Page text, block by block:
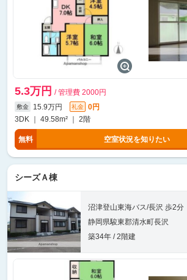
5.3万円 / 管理費 2000円
敷金 15.9万円 礼金
0円
3DK ｜ 49.58m² ｜ 2階
無料 空室状況を知りたい
シーズＡ棟
沼津登山東海バス/長沢 歩2分
静岡県駿東郡清水町長沢
築34年 / 2階建